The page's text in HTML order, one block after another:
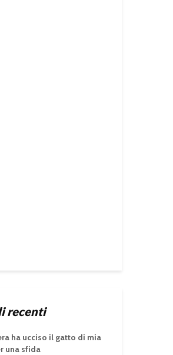
recenti
ha ucciso il gatto di mia
una sfida